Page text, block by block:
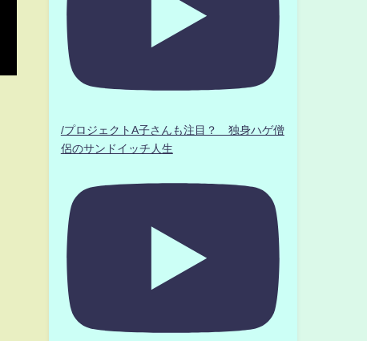
/プロジェクトA子さんも注目？ 独身ハゲ僧
侶のサンドイッチ人生